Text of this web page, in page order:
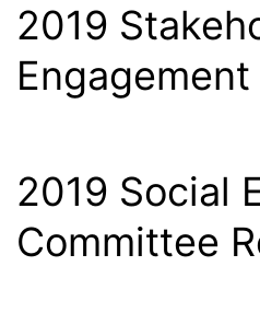
2019
2019 Social
Committee